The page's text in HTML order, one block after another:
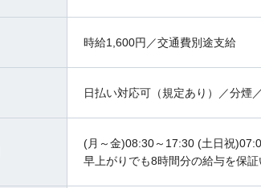
時給1,600円／交通費別途支給
日払い対応可（規定あり）／分煙
(月～金)08:30～17:30 (土日祝
早上がりでも8時間分の給与を保